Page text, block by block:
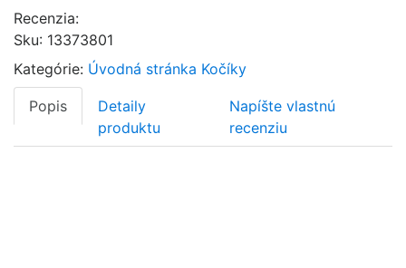
Recenzia:
Sku: 13373801
Kategórie: Úvodná stránka Kočíky
Popis
Detaily
produktu
Napíšte vlastnú
recenziu